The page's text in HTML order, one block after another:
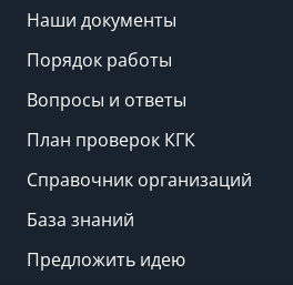
Наши документы
Порядок работы
Вопросы и ответы
План проверок КГК
Справочник организаций
База знаний
Предложить идею